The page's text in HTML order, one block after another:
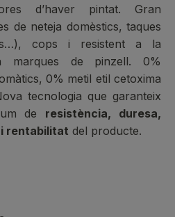
d’haver pintat. Gran
de neteja domèstics, taques
cops i resistent a la
marques de pinzell. 0%
0% metil etil cetoxima
tecnologia que garanteix
de resistència, duresa,
rentabilitat del producte.